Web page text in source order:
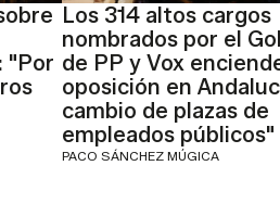
"Por
Los 314 altos cargos
nombrados por el
de PP y Vox
oposición en
cambio de plazas de
empleados públicos"
PACO SÁNCHEZ MÚGICA